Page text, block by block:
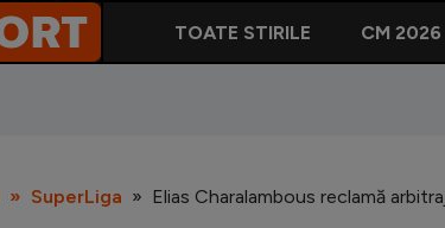
TOATE STIRILE CM 2026
SuperLiga Elias Charalambous reclamă